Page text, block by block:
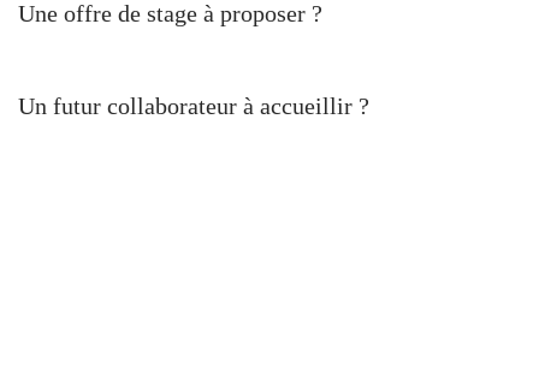
Une offre de stage à proposer ?
Un futur collaborateur à accueillir ?